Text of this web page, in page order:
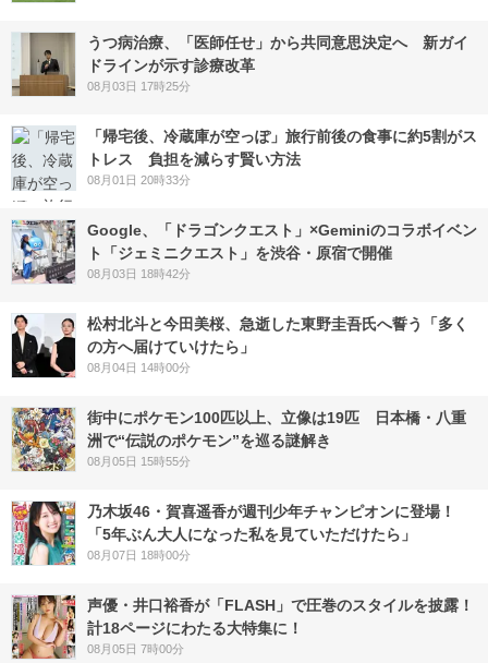
うつ病治療、「医師任せ」から共同意思決定へ 新ガイ
ドラインが示す診療改革
08月03日 17時25分
「帰宅後、冷蔵庫が空っぽ」旅行前後の食事に約5割がス
トレス 負担を減らす賢い方法
08月01日 20時33分
Google、「ドラゴンクエスト」×Geminiのコラボイベン
ト「ジェミニクエスト」を渋谷・原宿で開催
08月03日 18時42分
松村北斗と今田美桜、急逝した東野圭吾氏へ誓う「多く
の方へ届けていけたら」
08月04日 14時00分
街中にポケモン100匹以上、立像は19匹 日本橋・八重
洲で“伝説のポケモン”を巡る謎解き
08月05日 15時55分
乃木坂46・賀喜遥香が週刊少年チャンピオンに登場！
「5年ぶん大人になった私を見ていただけたら」
08月07日 18時00分
声優・井口裕香が「FLASH」で圧巻のスタイルを披露！
計18ページにわたる大特集に！
08月05日 7時00分